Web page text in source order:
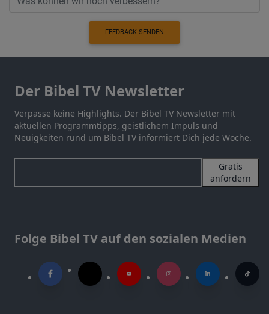
FEEDBACK SENDEN
Der Bibel TV Newsletter
Verpasse keine Highlights. Der Bibel TV Newsletter mit
aktuellen Programmtipps, geistlichem Impuls und
Neuigkeiten rund um Bibel TV informiert Dich jede Woche.
Gratis
anfordern
Folge Bibel TV auf den sozialen Medien